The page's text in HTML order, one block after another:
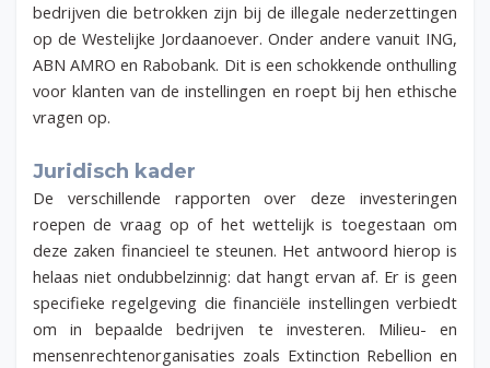
bedrijven die betrokken zijn bij de illegale nederzettingen
op de Westelijke Jordaanoever. Onder andere vanuit ING,
ABN AMRO en Rabobank. Dit is een schokkende onthulling
voor klanten van de instellingen en roept bij hen ethische
vragen op.
Juridisch kader
De verschillende rapporten over deze investeringen
roepen de vraag op of het wettelijk is toegestaan om
deze zaken financieel te steunen. Het antwoord hierop is
helaas niet ondubbelzinnig: dat hangt ervan af. Er is geen
specifieke regelgeving die financiële instellingen verbiedt
om in bepaalde bedrijven te investeren. Milieu- en
mensenrechtenorganisaties zoals Extinction Rebellion en